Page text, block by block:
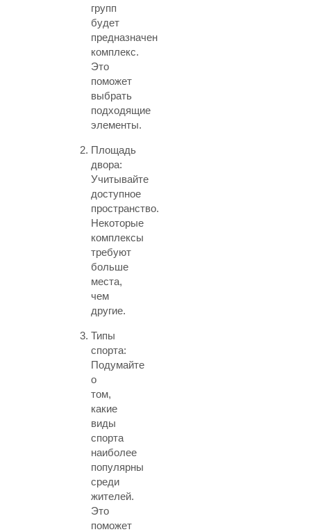
групп
будет
предназначен
комплекс.
Это
поможет
выбрать
подходящие
элементы.
Площадь
двора:
Учитывайте
доступное
пространство.
Некоторые
комплексы
требуют
больше
места,
чем
другие.
Типы
спорта:
Подумайте
о
том,
какие
виды
спорта
наиболее
популярны
среди
жителей.
Это
поможет